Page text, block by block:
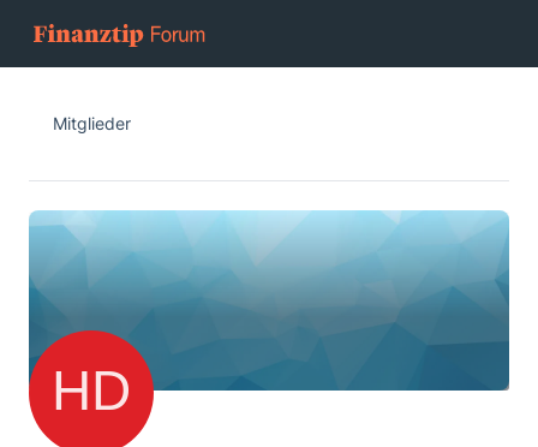
Mitglieder